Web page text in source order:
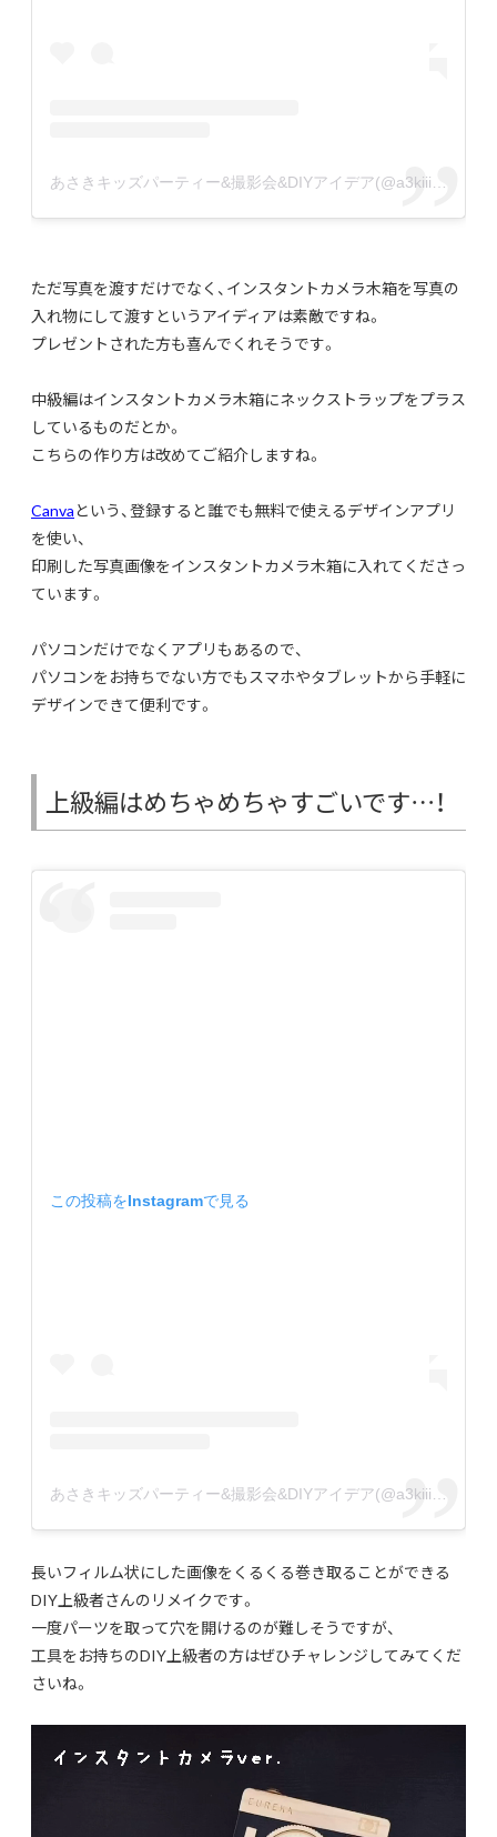
あさきキッズパーティー&撮影会&DIYアイデア(@a3kiiiiiii)がシェアした投稿
ただ写真を渡すだけでなく、インスタントカメラ木箱を写真の
入れ物にして渡すというアイディアは素敵ですね。
プレゼントされた方も喜んでくれそうです。
中級編はインスタントカメラ木箱にネックストラップをプラス
しているものだとか。
こちらの作り方は改めてご紹介しますね。
Canvaという、登録すると誰でも無料で使えるデザインアプリ
を使い、
印刷した写真画像をインスタントカメラ木箱に入れてくださっ
ています。
パソコンだけでなくアプリもあるので、
パソコンをお持ちでない方でもスマホやタブレットから手軽に
デザインできて便利です。
上級編はめちゃめちゃすごいです…！
この投稿をInstagramで見る
長いフィルム状にした画像をくるくる巻き取ることができる
DIY上級者さんのリメイクです。
一度パーツを取って穴を開けるのが難しそうですが、
工具をお持ちのDIY上級者の方はぜひチャレンジしてみてくだ
さいね。